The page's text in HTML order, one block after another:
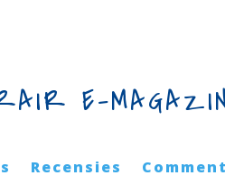
E-
Recensies